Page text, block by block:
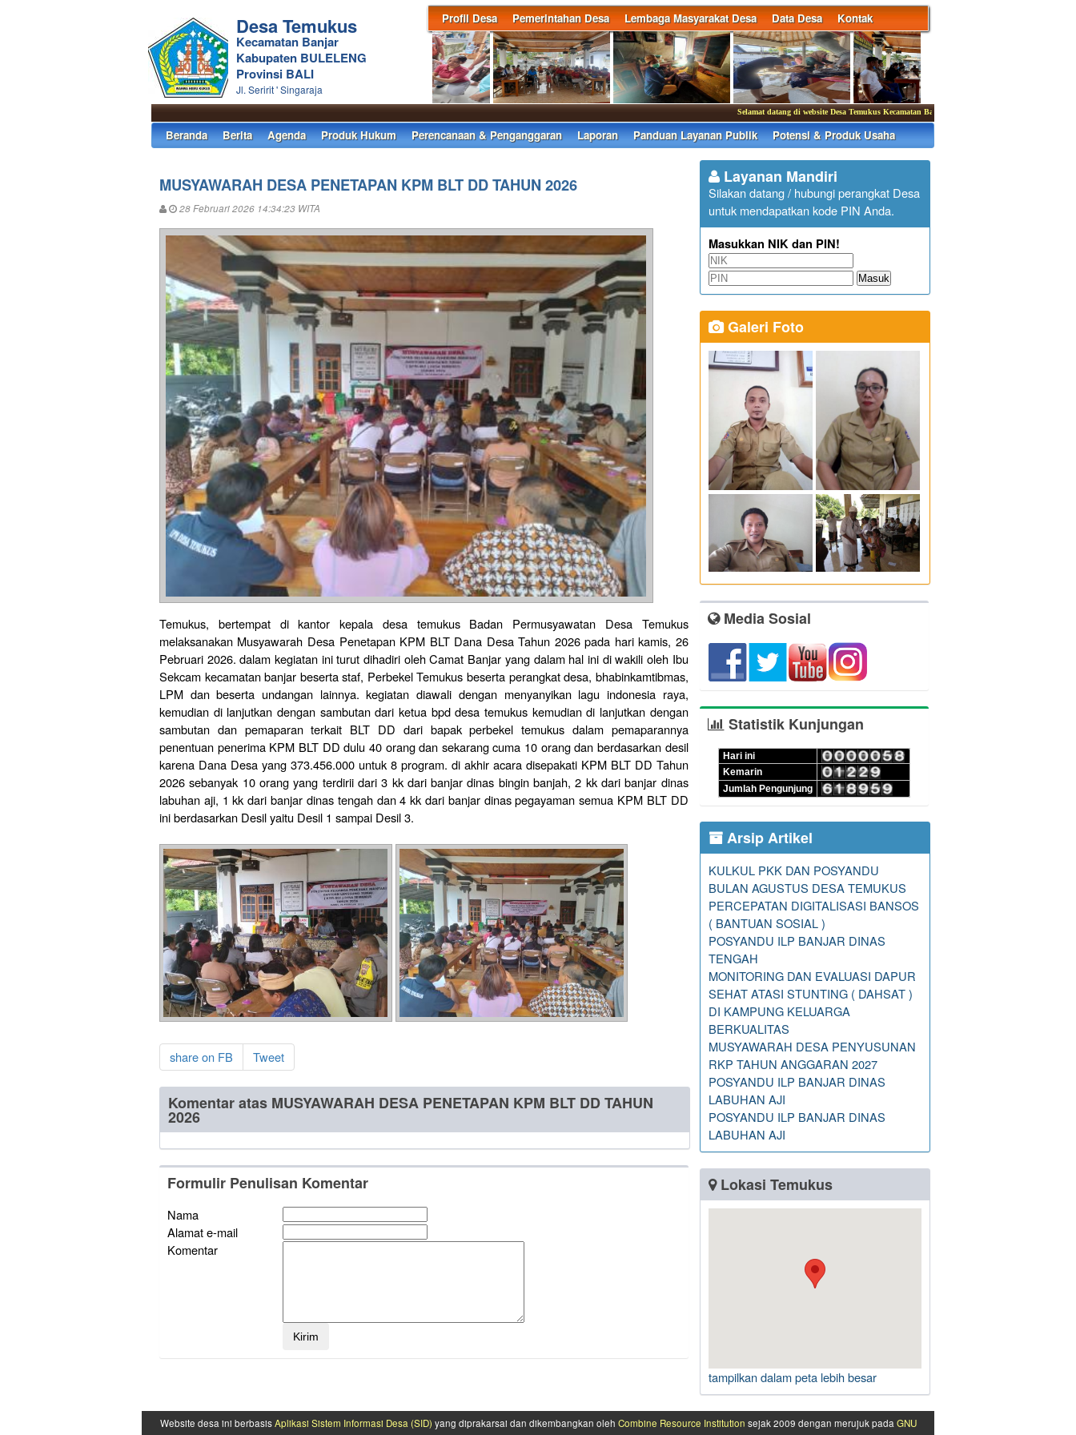
Profil Desa Pemerintahan Desa Lembaga Masyarakat Desa Data Desa Kontak
Desa Temukus
Kecamatan Banjar
Kabupaten BULELENG
Provinsi BALI
Jl. Seririt ' Singaraja
Selamat datang di website Desa Temukus Kecamatan Banjar
Beranda Berita Agenda Produk Hukum Perencanaan & Penganggaran Laporan Panduan Layanan Publik Potensi & Produk Usaha
MUSYAWARAH DESA PENETAPAN KPM BLT DD TAHUN 2026
28 Februari 2026 14:34:23 WITA
Temukus, bertempat di kantor kepala desa temukus Badan Permusyawatan Desa Temukus
melaksanakan Musyawarah Desa Penetapan KPM BLT Dana Desa Tahun 2026 pada hari kamis, 26
Pebruari 2026. dalam kegiatan ini turut dihadiri oleh Camat Banjar yang dalam hal ini di wakili oleh Ibu
Sekcam kecamatan banjar beserta staf, Perbekel Temukus beserta perangkat desa, bhabinkamtibmas,
LPM dan beserta undangan lainnya. kegiatan diawali dengan menyanyikan lagu indonesia raya,
kemudian di lanjutkan dengan sambutan dari ketua bpd desa temukus kemudian di lanjutkan dengan
sambutan dan pemaparan terkait BLT DD dari bapak perbekel temukus dalam pemaparannya
penentuan penerima KPM BLT DD dulu 40 orang dan sekarang cuma 10 orang dan berdasarkan desil
karena Dana Desa yang 373.456.000 untuk 8 program. di akhir acara disepakati KPM BLT DD Tahun
2026 sebanyak 10 orang yang terdirii dari 3 kk dari banjar dinas bingin banjah, 2 kk dari banjar dinas
labuhan aji, 1 kk dari banjar dinas tengah dan 4 kk dari banjar dinas pegayaman semua KPM BLT DD
ini berdasarkan Desil yaitu Desil 1 sampai Desil 3.
share on FB Tweet
Komentar atas MUSYAWARAH DESA PENETAPAN KPM BLT DD TAHUN
2026
Formulir Penulisan Komentar
Nama
Alamat e-mail
Komentar
Layanan Mandiri
Silakan datang / hubungi perangkat Desa
untuk mendapatkan kode PIN Anda.
Masukkan NIK dan PIN!
Masuk
Galeri Foto
Media Sosial
Statistik Kunjungan
Hari ini
Kemarin
Jumlah Pengunjung
Arsip Artikel
KULKUL PKK DAN POSYANDU
BULAN AGUSTUS DESA TEMUKUS
PERCEPATAN DIGITALISASI BANSOS
( BANTUAN SOSIAL )
POSYANDU ILP BANJAR DINAS
TENGAH
MONITORING DAN EVALUASI DAPUR
SEHAT ATASI STUNTING ( DAHSAT )
DI KAMPUNG KELUARGA
BERKUALITAS
MUSYAWARAH DESA PENYUSUNAN
RKP TAHUN ANGGARAN 2027
POSYANDU ILP BANJAR DINAS
LABUHAN AJI
POSYANDU ILP BANJAR DINAS
LABUHAN AJI
Lokasi Temukus
tampilkan dalam peta lebih besar
Website desa ini berbasisAplikasi Sistem Informasi Desa (SID) yang diprakarsai dan dikembangkan oleh Combine Resource Institution sejak 2009 dengan merujuk pada GNU